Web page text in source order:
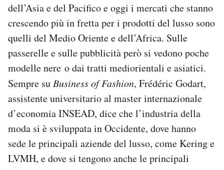
dell’Asia e del Pacifico e oggi i mercati che stanno
crescendo più in fretta per i prodotti del lusso sono
quelli del Medio Oriente e dell’Africa. Sulle
passerelle e sulle pubblicità però si vedono poche
modelle nere o dai tratti mediorientali e asiatici.
Sempre su Business of Fashion, Frédéric Godart,
assistente universitario al master internazionale
d’economia INSEAD, dice che l’industria della
moda si è sviluppata in Occidente, dove hanno
sede le principali aziende del lusso, come Kering e
LVMH, e dove si tengono anche le principali